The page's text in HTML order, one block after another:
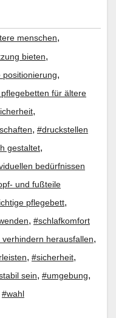
menschen,
bieten,
positionierung,
für ältere
,
, #druckstellen
gestaltet,
bedürfnissen
und fußteile
pflegebett,
, #schlafkomfort
herausfallen,
, #sicherheit,
sein, #umgebung,
#wahl